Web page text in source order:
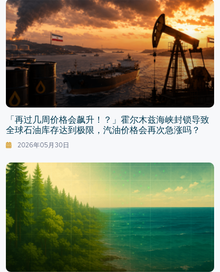
「再过几周价格会飙升！？」霍尔木兹海峡封锁导致
全球石油库存达到极限，汽油价格会再次急涨吗？
2026年05月30日